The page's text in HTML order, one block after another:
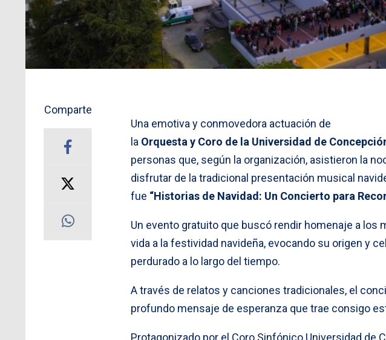
Comparte
Una emotiva y conmovedora actuación de
la Orquesta y Coro de la Universidad de
personas que, según la organización, asistieron la
disfrutar de la tradicional presentación musical
fue “Historias de Navidad: Un Concierto para
Un evento gratuito que buscó rendir homenaje a los
vida a la festividad navideña, evocando su origen y
perdurado a lo largo del tiempo.
A través de relatos y canciones tradicionales, el
profundo mensaje de esperanza que trae consigo
Protagonizado por el Coro Sinfónico Universidad de